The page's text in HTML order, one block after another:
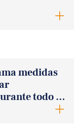
medidas
todo el